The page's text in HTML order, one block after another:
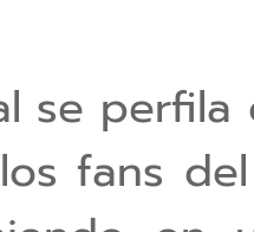
se
fans